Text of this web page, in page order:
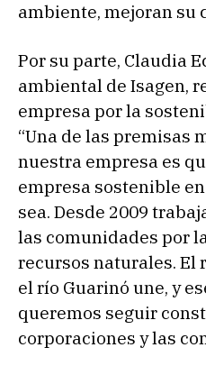
ambiente, mejoran su
Por su parte, Claudia
ambiental de Isagen,
empresa por la
“Una de las premisas
nuestra empresa es
empresa sostenible
sea. Desde 2009
las comunidades por
recursos naturales. El
el río Guarinó une, y
queremos seguir
corporaciones y las